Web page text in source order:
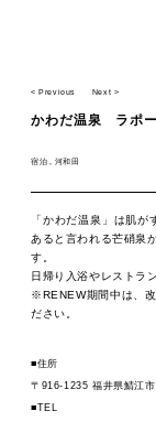
ABOUT
< Previous Next >
かわだ温泉 ラポ
宿泊 河和田
「かわだ温泉」は肌
あると言われる芒硝泉
す。
日帰り入浴やレストラ
※RENEW期間中は、
ださい。
■住所
〒916-1235 福井県鯖江
■TEL